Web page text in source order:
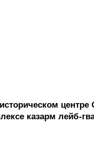
центре
казарм лейб-